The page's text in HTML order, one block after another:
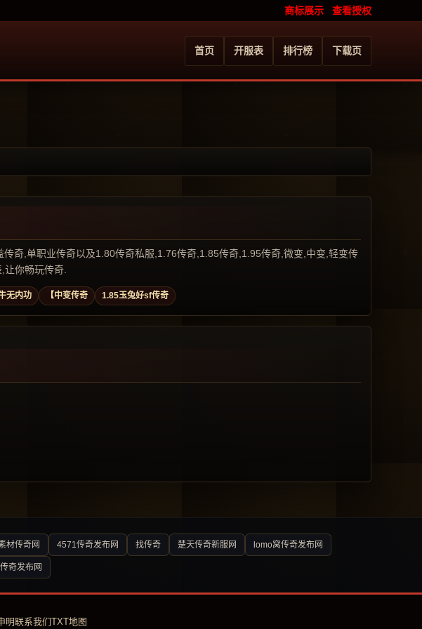
商标展示 查看授权
首页 开服表 排行榜 下载页
奇,单职业传奇以及1.80传奇私服,1.76传奇,1.85传奇,1.95传奇,微变,中变,轻变传
你畅玩传奇.
无内功 【中变传奇 1.85玉兔好sf传奇
材传奇网 4571传奇发布网 找传奇 楚天传奇新服网 lomo窝传奇发布网
奇发布网
明联系我们TXT地图